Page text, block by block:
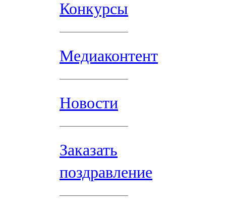
Конкурсы
Медиаконтент
Новости
Заказать
поздравление